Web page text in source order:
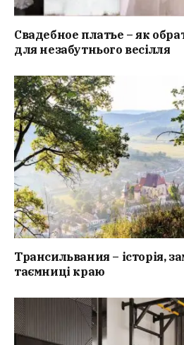
Свадебное платье – як
для незабутнього весілля
Трансильвания – історія,
таємниці краю